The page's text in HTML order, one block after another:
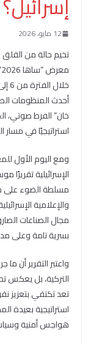
12 مايو، 2026
تخيم حالة من القلق
أحدث المنظومات
خان” الفرط صوتي،
استراتيجيًا في مسار
ومع اليوم الأول
الإسرائيلية تقريرًا
مسلطة الضوء على
والإعلامية
مجال الصناعات
بسرية تامة وعلى
واعتبر التقرير أن
التركية، بل يعكس
تعد تكتفي بتعزيز
استراتيجية بعيدة
هواجس أمنية